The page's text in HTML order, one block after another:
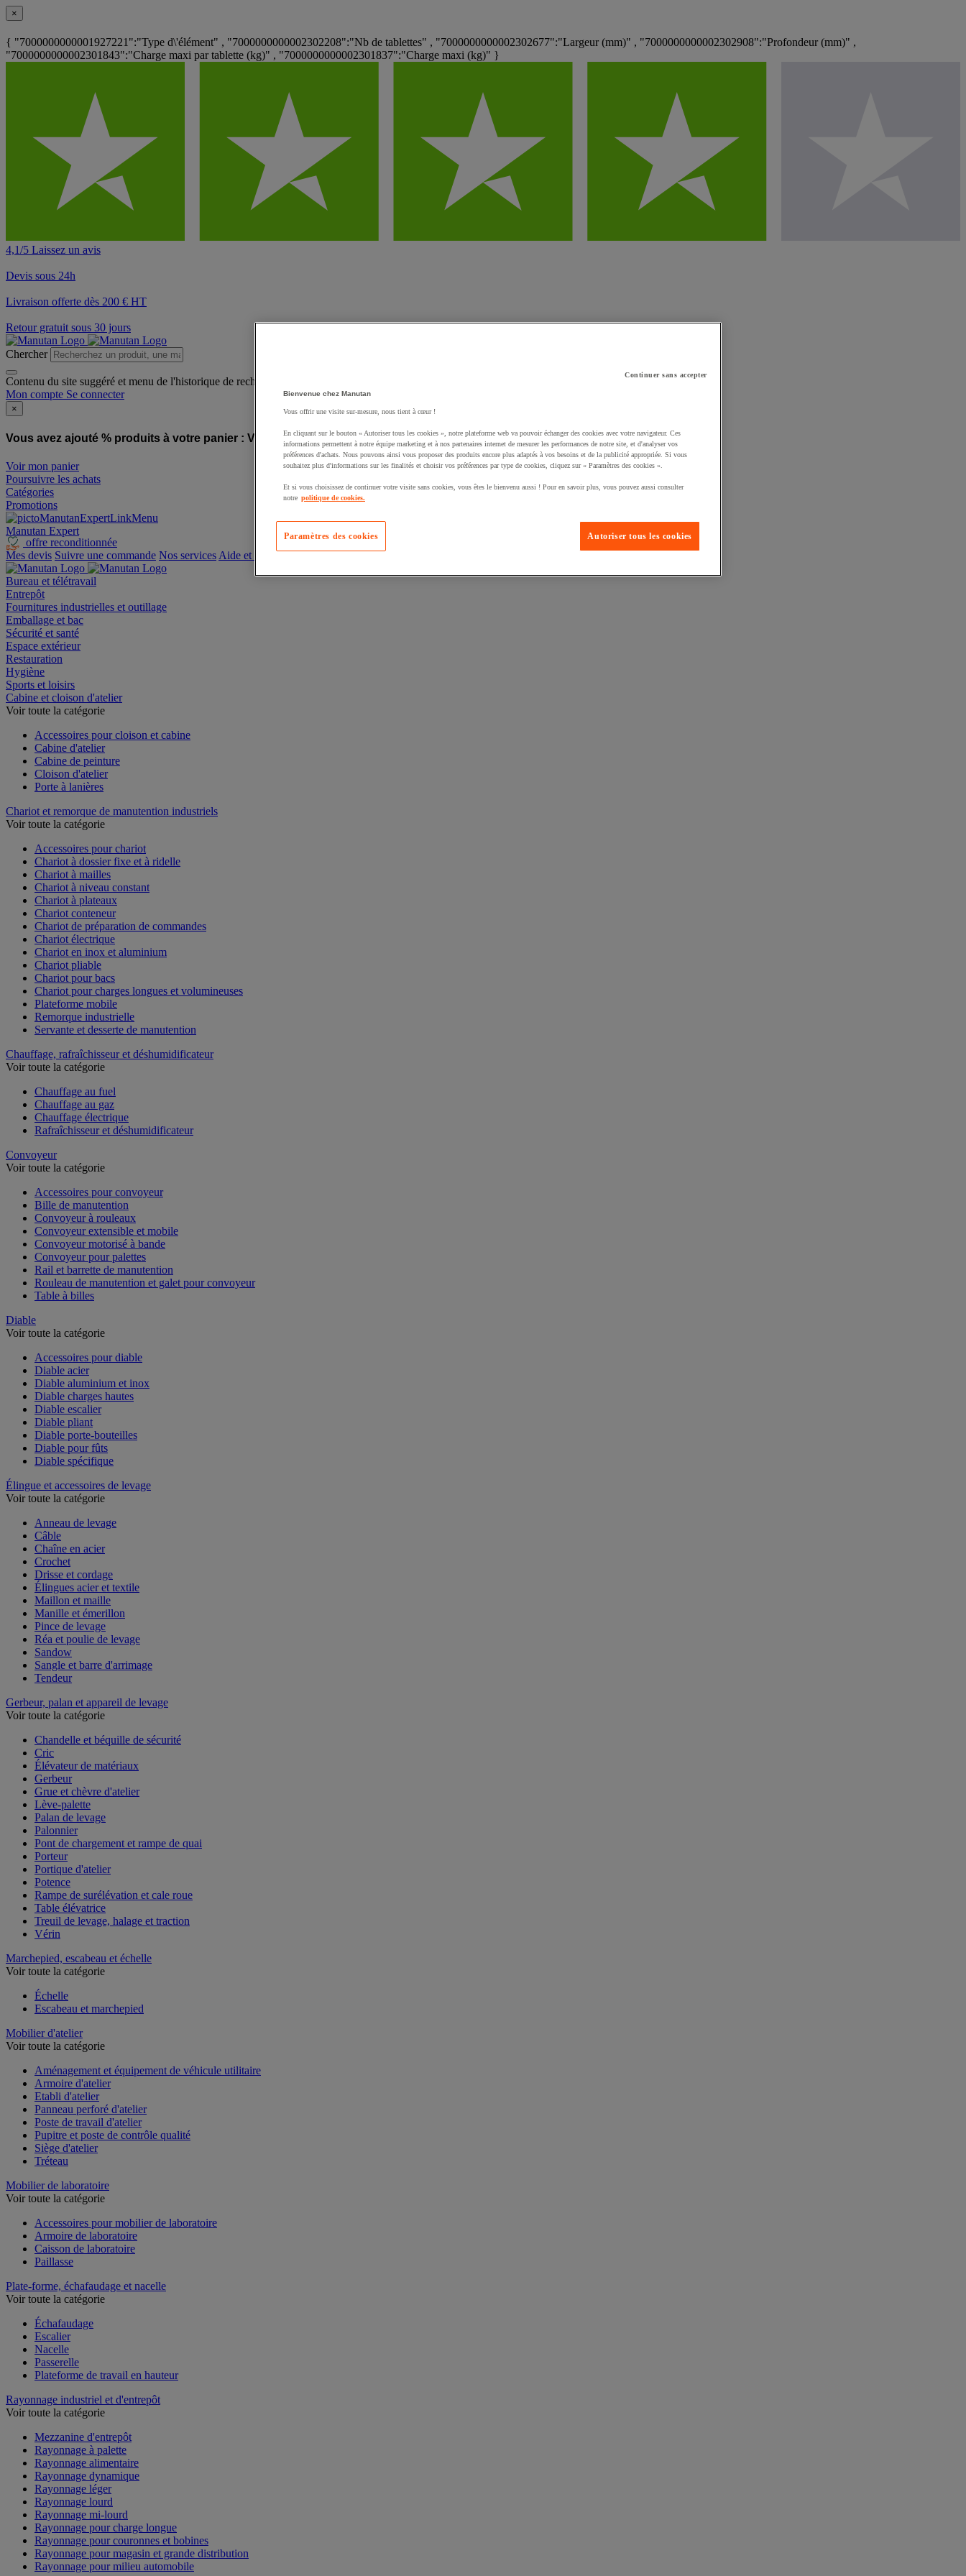
×
{ "7000000000001927221":"Type d\'élément" , "7000000000002302208":"Nb de tablettes" , "7000000000002302677":"Largeur (mm)" , "7000000000002302908":"Profondeur (mm)" ,
"7000000000002301843":"Charge maxi par tablette (kg)" , "7000000000002301837":"Charge maxi (kg)" }
4,1/5 Laissez un avis
Devis sous 24h
Livraison offerte dès 200 € HT
Retour gratuit sous 30 jours
Chercher
Contenu du site suggéré et menu de l'historique de recherche
Mon compte Se connecter
×
Vous avez ajouté % produits à votre panier : Vous avez ajouté un produit à votre panier :
Voir mon panier
Poursuivre les achats
Catégories
Promotions
Manutan Expert
offre reconditionnée
Mes devis Suivre une commande Nos services Aide et contact
Bureau et télétravail
Entrepôt
Fournitures industrielles et outillage
Emballage et bac
Sécurité et santé
Espace extérieur
Restauration
Hygiène
Sports et loisirs
Cabine et cloison d'atelier
Voir toute la catégorie
Accessoires pour cloison et cabine
Cabine d'atelier
Cabine de peinture
Cloison d'atelier
Porte à lanières
Chariot et remorque de manutention industriels
Voir toute la catégorie
Accessoires pour chariot
Chariot à dossier fixe et à ridelle
Chariot à mailles
Chariot à niveau constant
Chariot à plateaux
Chariot conteneur
Chariot de préparation de commandes
Chariot électrique
Chariot en inox et aluminium
Chariot pliable
Chariot pour bacs
Chariot pour charges longues et volumineuses
Plateforme mobile
Remorque industrielle
Servante et desserte de manutention
Chauffage, rafraîchisseur et déshumidificateur
Voir toute la catégorie
Chauffage au fuel
Chauffage au gaz
Chauffage électrique
Rafraîchisseur et déshumidificateur
Convoyeur
Voir toute la catégorie
Accessoires pour convoyeur
Bille de manutention
Convoyeur à rouleaux
Convoyeur extensible et mobile
Convoyeur motorisé à bande
Convoyeur pour palettes
Rail et barrette de manutention
Rouleau de manutention et galet pour convoyeur
Table à billes
Diable
Voir toute la catégorie
Accessoires pour diable
Diable acier
Diable aluminium et inox
Diable charges hautes
Diable escalier
Diable pliant
Diable porte-bouteilles
Diable pour fûts
Diable spécifique
Élingue et accessoires de levage
Voir toute la catégorie
Anneau de levage
Câble
Chaîne en acier
Crochet
Drisse et cordage
Élingues acier et textile
Maillon et maille
Manille et émerillon
Pince de levage
Réa et poulie de levage
Sandow
Sangle et barre d'arrimage
Tendeur
Gerbeur, palan et appareil de levage
Voir toute la catégorie
Chandelle et béquille de sécurité
Cric
Élévateur de matériaux
Gerbeur
Grue et chèvre d'atelier
Lève-palette
Palan de levage
Palonnier
Pont de chargement et rampe de quai
Porteur
Portique d'atelier
Potence
Rampe de surélévation et cale roue
Table élévatrice
Treuil de levage, halage et traction
Vérin
Marchepied, escabeau et échelle
Voir toute la catégorie
Échelle
Escabeau et marchepied
Mobilier d'atelier
Voir toute la catégorie
Aménagement et équipement de véhicule utilitaire
Armoire d'atelier
Etabli d'atelier
Panneau perforé d'atelier
Poste de travail d'atelier
Pupitre et poste de contrôle qualité
Siège d'atelier
Tréteau
Mobilier de laboratoire
Voir toute la catégorie
Accessoires pour mobilier de laboratoire
Armoire de laboratoire
Caisson de laboratoire
Paillasse
Plate-forme, échafaudage et nacelle
Voir toute la catégorie
Échafaudage
Escalier
Nacelle
Passerelle
Plateforme de travail en hauteur
Rayonnage industriel et d'entrepôt
Voir toute la catégorie
Mezzanine d'entrepôt
Rayonnage à palette
Rayonnage alimentaire
Rayonnage dynamique
Rayonnage léger
Rayonnage lourd
Rayonnage mi-lourd
Rayonnage pour charge longue
Rayonnage pour couronnes et bobines
Rayonnage pour magasin et grande distribution
Rayonnage pour milieu automobile
Continuer sans accepter
Bienvenue chez Manutan
Vous offrir une visite sur-mesure, nous tient à cœur !
En cliquant sur le bouton « Autoriser tous les cookies », notre plateforme web va pouvoir échanger des cookies avec votre navigateur. Ces
informations permettent à notre équipe marketing et à nos partenaires internet de mesurer les performances de notre site, et d'analyser vos
préférences d'achats. Nous pouvons ainsi vous proposer des produits encore plus adaptés à vos besoins et de la publicité appropriée. Si vous
souhaitez plus d'informations sur les finalités et choisir vos préférences par type de cookies, cliquez sur « Paramètres des cookies ».
Et si vous choisissez de continuer votre visite sans cookies, vous êtes le bienvenu aussi ! Pour en savoir plus, vous pouvez aussi consulter
notre politique de cookies.
Autoriser tous les cookies
Paramètres des cookies